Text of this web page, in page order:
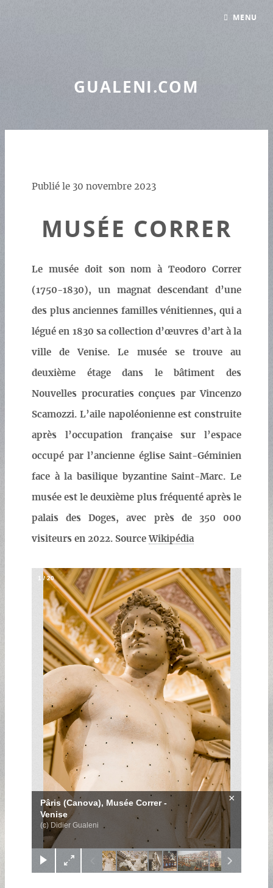
GUALENI.COM
Publié le 30 novembre 2023
MUSÉE CORRER
Le musée doit son nom à Teodoro Correr
(1750-1830), un magnat descendant d’une
des plus anciennes familles vénitiennes, qui a
légué en 1830 sa collection d’œuvres d’art à la
ville de Venise. Le musée se trouve au
deuxième étage dans le bâtiment des
Nouvelles procuraties conçues par Vincenzo
Scamozzi. L’aile napoléonienne est construite
après l’occupation française sur l’espace
occupé par l’ancienne église Saint-Géminien
face à la basilique byzantine Saint-Marc. Le
musée est le deuxième plus fréquenté après le
palais des Doges, avec près de 350 000
visiteurs en 2022. Source Wikipédia
Pâris (Canova), Musée Correr -
Venise
(c) Didier Gualeni
×
1 /20
MENU